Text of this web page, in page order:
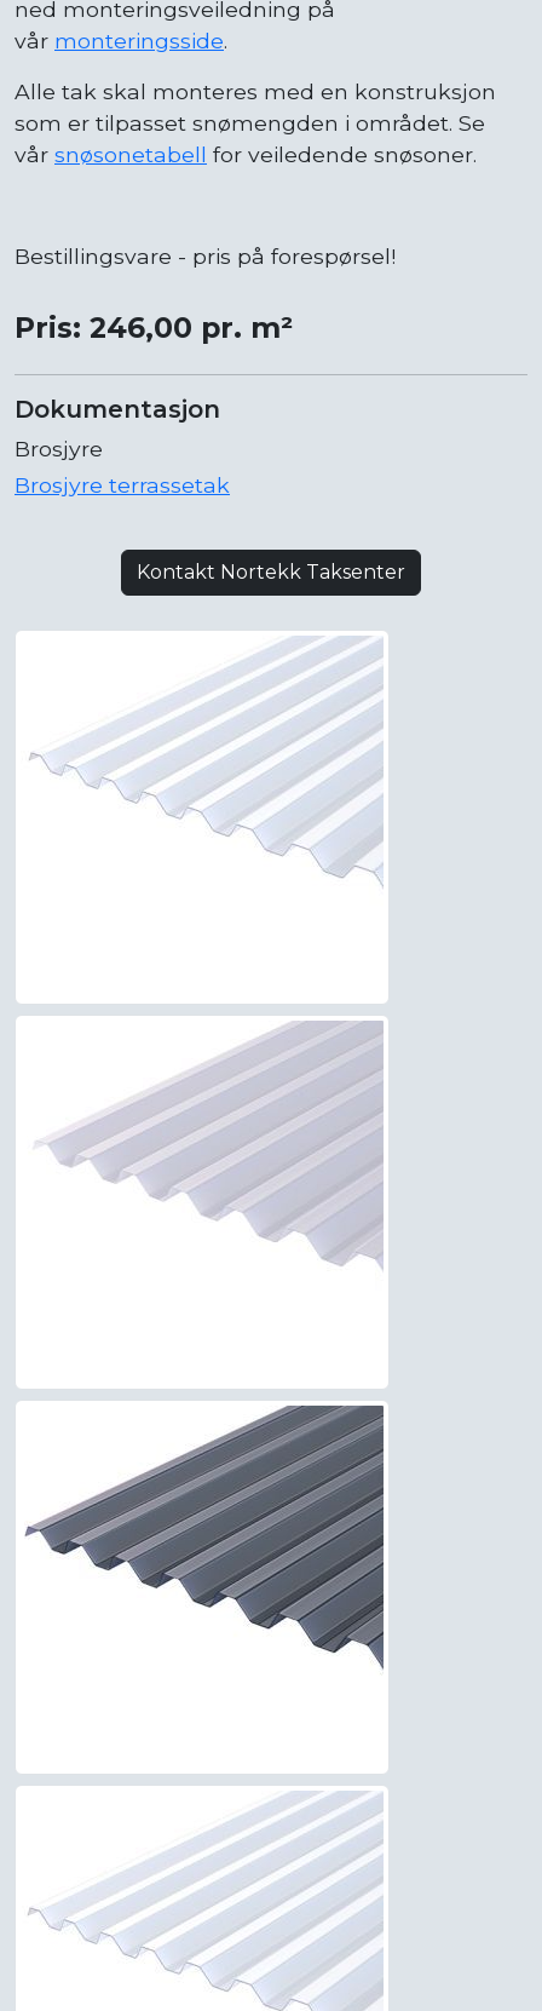
ned monteringsveiledning på
vår monteringsside.
Alle tak skal monteres med en konstruksjon
som er tilpasset snømengden i området. Se
vår snøsonetabell for veiledende snøsoner.
Bestillingsvare - pris på forespørsel!
Pris: 246,00 pr. m²
Dokumentasjon
Brosjyre
Brosjyre terrassetak
Kontakt Nortekk Taksenter